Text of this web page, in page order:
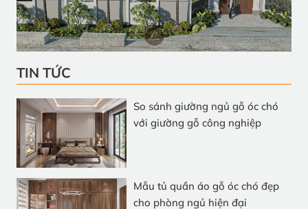
TIN TỨC
So sánh giường ngủ gỗ óc chó
với giường gỗ công nghiệp
Mẫu tủ quần áo gỗ óc chó đẹp
cho phòng ngủ hiện đại